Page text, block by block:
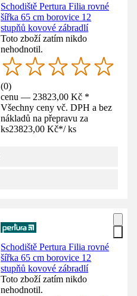
Schodiště Pertura Filia rovné
šířka 65 cm borovice 12
stupňů kovové zábradlí
Toto zboží zatím nikdo
nehodnotil.
(0)
cenu — 23823,00 Kč *
Všechny ceny vč. DPH a bez
nákladů na přepravu za
ks23823,00 Kč*/ ks
Schodiště Pertura Filia rovné
šířka 65 cm borovice 12
stupňů kovové zábradlí
Toto zboží zatím nikdo
nehodnotil.